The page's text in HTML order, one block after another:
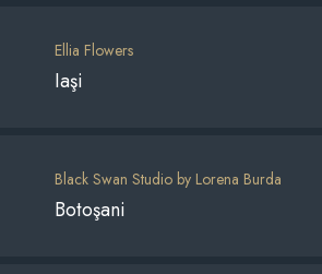
Ellia Flowers
Iaşi
Black Swan Studio by Lorena Burda
Botoşani